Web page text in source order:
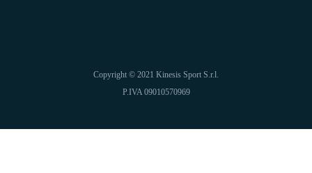
Copyright © 2021 Kinesis Sport S.r.l.
P.IVA 09010570969